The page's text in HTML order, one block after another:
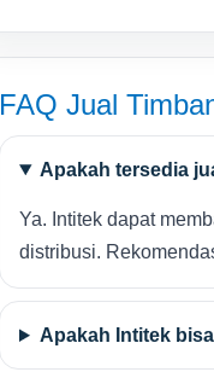
FAQ Jual
Apakah tersedia
Ya. Intitek dapat
distribusi.
Apakah Intitek